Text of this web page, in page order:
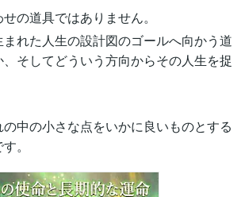
の道具ではありません。
れた人生の設計図のゴールへ向かう道
そしてどういう方向からその人生を捉
中の小さな点をいかに良いものとする
。